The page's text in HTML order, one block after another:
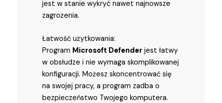
jest w stanie wykryć nawet najnowsze
zagrożenia.
Łatwość użytkowania:
Program Microsoft Defender jest łatwy
w obsłudze i nie wymaga skomplikowanej
konfiguracji. Możesz skoncentrować się
na swojej pracy, a program zadba o
bezpieczeństwo Twojego komputera.